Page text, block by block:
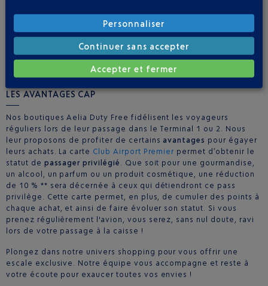
Aelia Duty Free dispose d’un large espace dans l’aéroport Nice
Côte d’Azur pour offrir à tous les visiteurs un voyage shopping
d’exception. Les voyageurs de passage auront la chance d’y
retrouver en exclusivité certains articles souvent en rupture de
stock dans les boutiques en ville. Une destination rêvée pour
se faire plaisir ou offrir.
LES AVANTAGES CAP
Nos boutiques Aelia Duty Free fidélisent les voyageurs
réguliers lors de leur passage dans le Terminal 1 ou 2. Nous
leur proposons de profiter de certains avantages pour égayer
leurs achats. La carte Club Airport Premier permet d’obtenir le
statut de passager privilégié . Que soit pour une gourmandise,
un alcool, un parfum ou un produit cosmétique, une réduction
de 10 % ** sera décernée à ceux qui détiendront ce pass
privilège. Cette carte permet, en plus, de cumuler des points à
chaque achat, et ainsi de faire évoluer son statut. Si vous
prenez régulièrement l'avion, vous serez, sans nul doute, ravi
lors de votre passage à la caisse !
Plongez dans notre univers shopping pour vous offrir une
escale exclusive. Notre équipe vous accompagne et reste à
votre écoute pour exaucer toutes vos envies !
Personnaliser
Continuer sans accepter
Accepter et fermer